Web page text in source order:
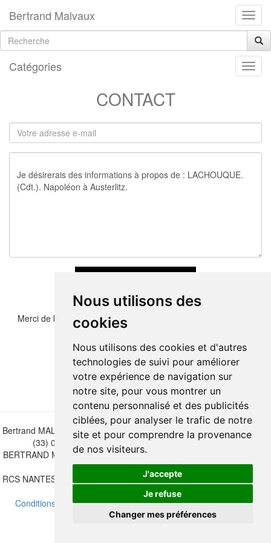
Nous utilisons des
cookies
Nous utilisons des cookies et d'autres
technologies de suivi pour améliorer
votre expérience de navigation sur
notre site, pour vous montrer un
contenu personnalisé et des publicités
ciblées, pour analyser le trafic de notre
site et pour comprendre la provenance
de nos visiteurs.
J'accepte
Je refuse
Changer mes préférences
Bertrand Malvaux
Catégories
CONTACT
Merci de bien vouloir recopier les chiffres et lettre ci-dessous :
Bertrand MALVAUX - 22 rue Crébillon, 44000 Nantes - FRANCE - Tél.
(33) 02 40 733 600 — bertrand.malvaux@wanadoo.fr
BERTRAND MALVAUX - ÉDITIONS DU CANONNIER SARL au capital
de 47.000 EUROS
RCS NANTES B 442 295 077 - N° INTRACOMMUNAUTAIRE CEE FR
30 442 295 077
Conditions de vente-Mettre à jour vos préférences de cookies